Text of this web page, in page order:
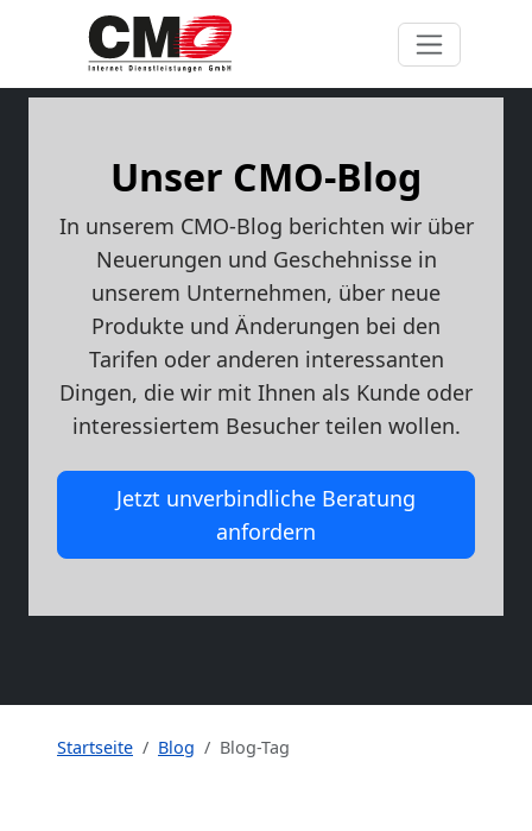
Unser CMO-Blog
In unserem CMO-Blog berichten wir über
Neuerungen und Geschehnisse in
unserem Unternehmen, über neue
Produkte und Änderungen bei den
Tarifen oder anderen interessanten
Dingen, die wir mit Ihnen als Kunde oder
interessiertem Besucher teilen wollen.
Jetzt unverbindliche Beratung
anfordern
Startseite Blog Blog-Tag